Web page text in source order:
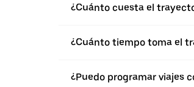
¿Cuánto cuesta el
¿Cuánto tiempo toma el
¿Puedo programar viajes